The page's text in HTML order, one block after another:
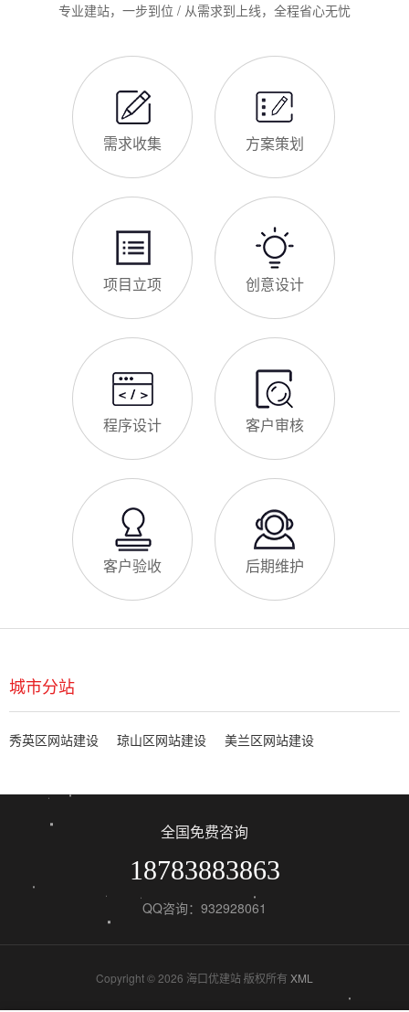
专业建站，一步到位 / 从需求到上线，全程省心无忧
需求收集 方案策划
项目立项 创意设计
程序设计 客户审核
客户验收 后期维护
城市分站
秀英区网站建设 琼山区网站建设 美兰区网站建设
全国免费咨询
18783883863
QQ咨询：932928061
Copyright © 2026 海口优建站 版权所有 XML